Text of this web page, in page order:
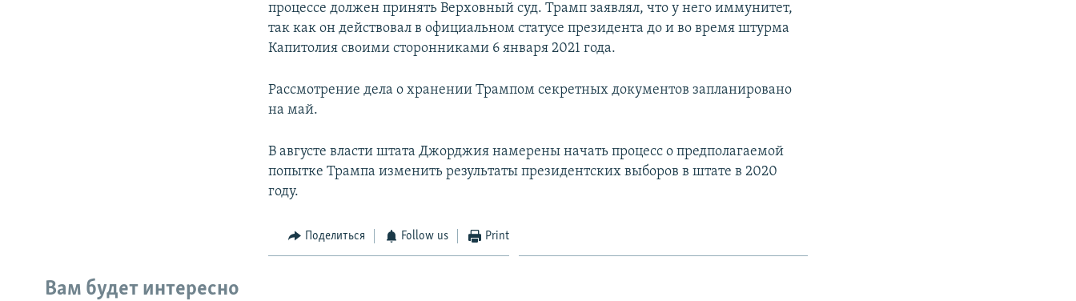
процессе должен принять Верховный суд. Трамп заявлял, что у него иммунитет,
так как он действовал в официальном статусе президента до и во время штурма
Капитолия своими сторонниками 6 января 2021 года.
Рассмотрение дела о хранении Трампом секретных документов запланировано
на май.
В августе власти штата Джорджия намерены начать процесс о предполагаемой
попытке Трампа изменить результаты президентских выборов в штате в 2020
году.
Поделиться Follow us Print
Вам будет интересно